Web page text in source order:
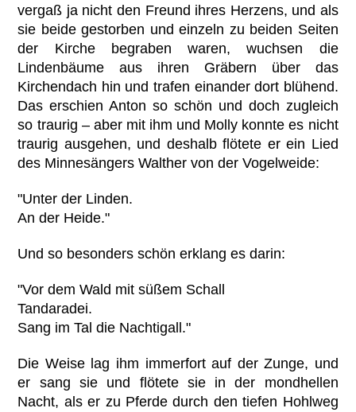
vergaß ja nicht den Freund ihres Herzens, und als
sie beide gestorben und einzeln zu beiden Seiten
der Kirche begraben waren, wuchsen die
Lindenbäume aus ihren Gräbern über das
Kirchendach hin und trafen einander dort blühend.
Das erschien Anton so schön und doch zugleich
so traurig – aber mit ihm und Molly konnte es nicht
traurig ausgehen, und deshalb flötete er ein Lied
des Minnesängers Walther von der Vogelweide:
"Unter der Linden.
An der Heide."
Und so besonders schön erklang es darin:
"Vor dem Wald mit süßem Schall
Tandaradei.
Sang im Tal die Nachtigall."
Die Weise lag ihm immerfort auf der Zunge, und
er sang sie und flötete sie in der mondhellen
Nacht, als er zu Pferde durch den tiefen Hohlweg